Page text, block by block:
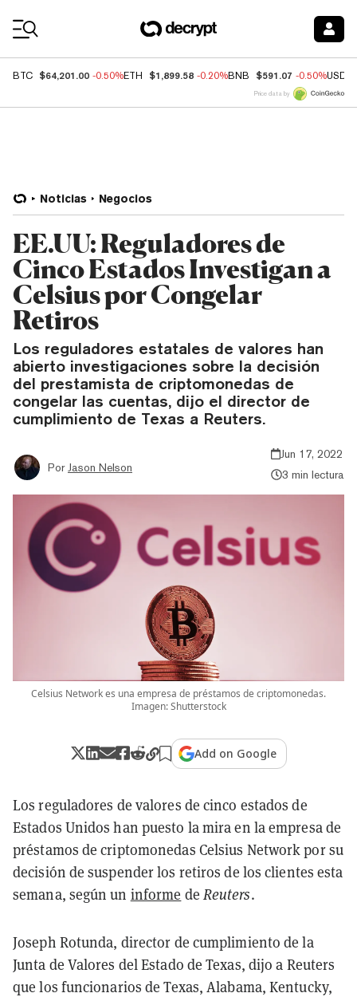
BTC $64,201.00 -0.50%ETH $1,899.58 -0.20%BNB $591.07 -0.50%USDC
Price data by
Noticias Negocios
EE.UU: Reguladores de
Cinco Estados Investigan a
Celsius por Congelar
Retiros
Los reguladores estatales de valores han
abierto investigaciones sobre la decisión
del prestamista de criptomonedas de
congelar las cuentas, dijo el director de
cumplimiento de Texas a Reuters.
Por Jason Nelson
Jun 17, 2022
3 min lectura
Celsius Network es una empresa de préstamos de criptomonedas.
Imagen: Shutterstock
Add on Google
Los reguladores de valores de cinco estados de
Estados Unidos han puesto la mira en la empresa de
préstamos de criptomonedas Celsius Network por su
decisión de suspender los retiros de los clientes esta
semana, según un informe de Reuters.
Joseph Rotunda, director de cumplimiento de la
Junta de Valores del Estado de Texas, dijo a Reuters
que los funcionarios de Texas, Alabama, Kentucky,